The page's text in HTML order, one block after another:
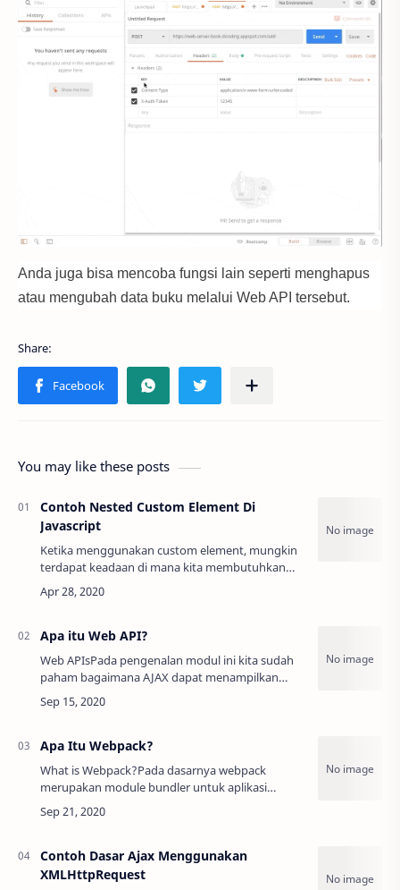
Anda juga bisa mencoba fungsi lain seperti menghapus
atau mengubah data buku melalui Web API tersebut.
You may like these posts
Contoh Nested Custom Element Di
Javascript
Ketika menggunakan custom element, mungkin
terdapat keadaan di mana kita membutuhkan
custom element berada di dalam custom element
lain. Contohnya, banyak website saat ini yang
Apa itu Web API?
Web APIsPada pengenalan modul ini kita sudah
paham bagaimana AJAX dapat menampilkan
informasi yang dinamis pada aplikasi kita. Namun
kita belum mengetahui dari mana sumber data
Apa Itu Webpack?
What is Webpack?Pada dasarnya webpack
merupakan module bundler untuk aplikasi
JavaScript modern. Ketika webpack dijalankan
pada proyek kita, di belakang layar webpack akan
Contoh Dasar Ajax Menggunakan
XMLHttpRequest